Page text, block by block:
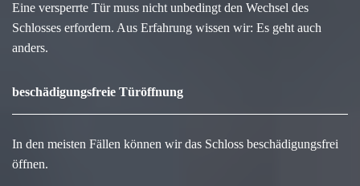
Eine versperrte Tür muss nicht unbedingt den Wechsel des
Schlosses erfordern. Aus Erfahrung wissen wir: Es geht auch
anders.
beschädigungsfreie Türöffnung
In den meisten Fällen können wir das Schloss beschädigungsfrei
öffnen.